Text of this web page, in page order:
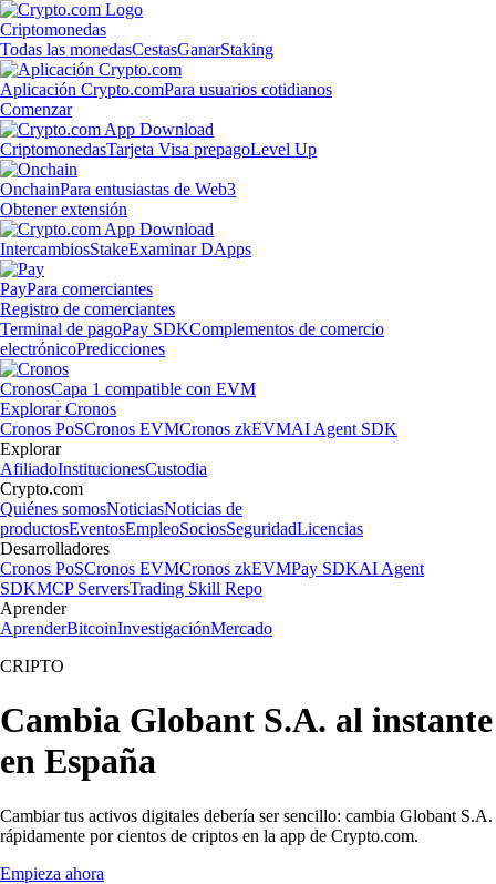
Criptomonedas
Todas las monedasCestasGanarStaking
Aplicación Crypto.comPara usuarios cotidianos
Comenzar
CriptomonedasTarjeta Visa prepagoLevel Up
OnchainPara entusiastas de Web3
Obtener extensión
IntercambiosStakeExaminar DApps
PayPara comerciantes
Registro de comerciantes
Terminal de pagoPay SDKComplementos de comercio
electrónicoPredicciones
CronosCapa 1 compatible con EVM
Explorar Cronos
Cronos PoSCronos EVMCronos zkEVMAI Agent SDK
Explorar
AfiliadoInstitucionesCustodia
Crypto.com
Quiénes somosNoticiasNoticias de
productosEventosEmpleoSociosSeguridadLicencias
Desarrolladores
Cronos PoSCronos EVMCronos zkEVMPay SDKAI Agent
SDKMCP ServersTrading Skill Repo
Aprender
AprenderBitcoinInvestigaciónMercado
CRIPTO
Cambia Globant S.A. al instante
en España
Cambiar tus activos digitales debería ser sencillo: cambia Globant S.A.
rápidamente por cientos de criptos en la app de Crypto.com.
Empieza ahora